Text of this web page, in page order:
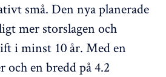
små. Den nya planerade
mer storslagen och
i minst 10 år. Med en
och en bredd på 4.2